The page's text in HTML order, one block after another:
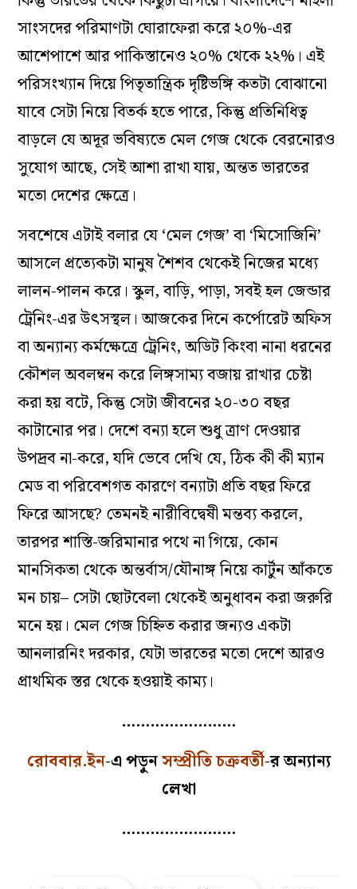
সাংসদের পরিমাণটা ঘোরাফেরা করে ২০%-এর
আশেপাশে আর পাকিস্তানেও ২০% থেকে ২২%। এই
পরিসংখ্যান দিয়ে পিতৃতান্ত্রিক দৃষ্টিভঙ্গি কতটা বোঝানো
যাবে সেটা নিয়ে বিতর্ক হতে পারে, কিন্তু প্রতিনিধিত্ব
বাড়লে যে অদূর ভবিষ্যতে মেল গেজ থেকে বেরনোরও
সুযোগ আছে, সেই আশা রাখা যায়, অন্তত ভারতের
মতো দেশের ক্ষেত্রে।
সবশেষে এটাই বলার যে ‘মেল গেজ’ বা ‘মিসোজিনি’
আসলে প্রত্যেকটা মানুষ শৈশব থেকেই নিজের মধ্যে
লালন-পালন করে। স্কুল, বাড়ি, পাড়া, সবই হল জেন্ডার
ট্রেনিং-এর উৎসস্থল। আজকের দিনে কর্পোরেট অফিস
বা অন্যান্য কর্মক্ষেত্রে ট্রেনিং, অডিট কিংবা নানা ধরনের
কৌশল অবলম্বন করে লিঙ্গসাম্য বজায় রাখার চেষ্টা
করা হয় বটে, কিন্তু সেটা জীবনের ২০-৩০ বছর
কাটানোর পর। দেশে বন্যা হলে শুধু ত্রাণ দেওয়ার
উপদ্রব না-করে, যদি ভেবে দেখি যে, ঠিক কী কী ম্যান
মেড বা পরিবেশগত কারণে বন্যাটা প্রতি বছর ফিরে
ফিরে আসছে? তেমনই নারীবিদ্বেষী মন্তব্য করলে,
তারপর শাস্তি-জরিমানার পথে না গিয়ে, কোন
মানসিকতা থেকে অন্তর্বাস/যৌনাঙ্গ নিয়ে কার্টুন আঁকতে
মন চায়– সেটা ছোটবেলা থেকেই অনুধাবন করা জরুরি
মনে হয়। মেল গেজ চিহ্নিত করার জন্যও একটা
আনলারনিং দরকার, যেটা ভারতের মতো দেশে আরও
প্রাথমিক স্তর থেকে হওয়াই কাম্য।
……………………
রোববার.ইন-এ পড়ুনসম্প্রীতি চক্রবর্তী-র অন্যান্য
লেখা
……………………